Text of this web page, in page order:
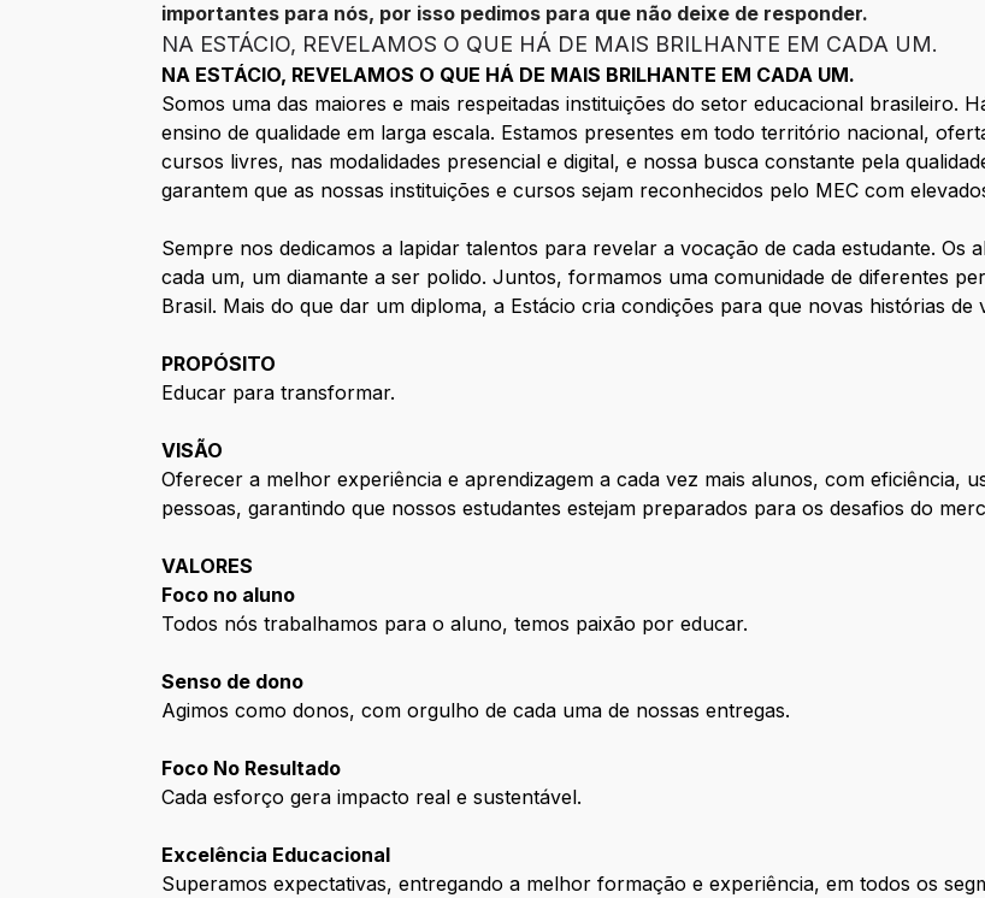
importantes para nós, por isso pedimos para que não deixe de responder.
NA ESTÁCIO, REVELAMOS O QUE HÁ DE MAIS BRILHANTE EM CADA UM.
NA ESTÁCIO, REVELAMOS O QUE HÁ DE MAIS BRILHANTE EM CADA UM.
Somos uma das maiores e mais respeitadas instituições do setor educacional brasileiro.
ensino de qualidade em larga escala. Estamos presentes em todo território nacional,
cursos livres, nas modalidades presencial e digital, e nossa busca constante pela
garantem que as nossas instituições e cursos sejam reconhecidos pelo MEC com
Sempre nos dedicamos a lapidar talentos para revelar a vocação de cada estudante. Os
cada um, um diamante a ser polido. Juntos, formamos uma comunidade de diferentes
Brasil. Mais do que dar um diploma, a Estácio cria condições para que novas histórias de
PROPÓSITO
Educar para transformar.
VISÃO
Oferecer a melhor experiência e aprendizagem a cada vez mais alunos, com eficiência,
pessoas, garantindo que nossos estudantes estejam preparados para os desafios do
VALORES
Foco no aluno
Todos nós trabalhamos para o aluno, temos paixão por educar.
Senso de dono
Agimos como donos, com orgulho de cada uma de nossas entregas.
Foco No Resultado
Cada esforço gera impacto real e sustentável.
Excelência Educacional
Superamos expectativas, entregando a melhor formação e experiência, em todos os